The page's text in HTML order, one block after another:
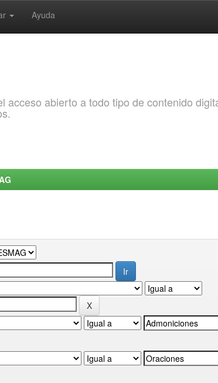
Ayuda
acceso abierto a todo tipo de contenido